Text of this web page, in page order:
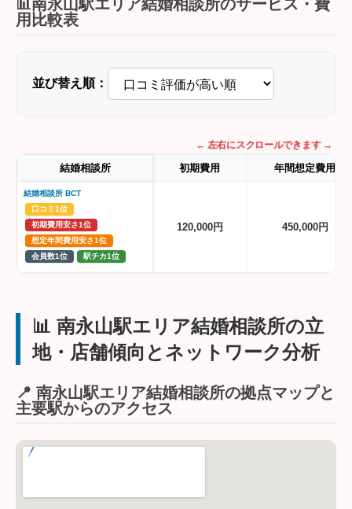
📊南永山駅エリア結婚相談所のサービス・費
用比較表
並び替え順：
← 左右にスクロールできます →
結婚相談所 初期費用 年間想定費用
結婚相談所 BCT
口コミ1位
初期費用安さ1位
想定年間費用安さ1位
会員数1位
駅チカ1位
120,000円 450,000円
📊 南永山駅エリア結婚相談所の立
地・店舗傾向とネットワーク分析
📍 南永山駅エリア結婚相談所の拠点マップと
主要駅からのアクセス